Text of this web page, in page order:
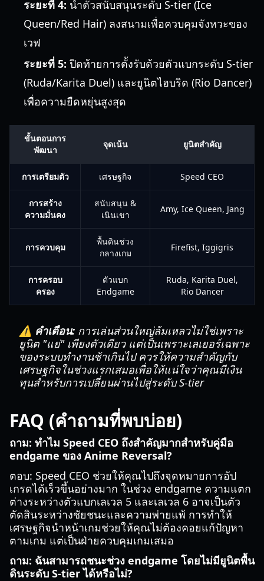
ระยะที่ 4: นำตัวสนับสนุนระดับ S-tier (Ice
Queen/Red Hair) ลงสนามเพื่อควบคุมจังหวะของ
เวฟ
ระยะที่ 5: ปิดท้ายการตั้งรับด้วยตัวแบกระดับ S-tier
(Ruda/Karita Duel) และยูนิตไฮบริด (Rio Dancer)
เพื่อความยืดหยุ่นสูงสุด
ขั้นตอนการ
พัฒนา
จุดเน้น ยูนิตสำคัญ
การเตรียมตัว เศรษฐกิจ Speed CEO
การสร้าง
ความมั่นคง
สนับสนุน &
เนินเขา
Amy, Ice Queen, Jang
การควบคุม
พื้นดินช่วง
กลางเกม
Firefist, Iggigris
การครอบ
ครอง
ตัวแบก
Endgame
Ruda, Karita Duel,
Rio Dancer
⚠️ คำเตือน: การเล่นส่วนใหญ่ล้มเหลวไม่ใช่เพราะ
ยูนิต "แย่" เพียงตัวเดียว แต่เป็นเพราะเลเยอร์เฉพาะ
ของระบบทำงานช้าเกินไป ควรให้ความสำคัญกับ
เศรษฐกิจในช่วงแรกเสมอเพื่อให้แน่ใจว่าคุณมีเงิน
ทุนสำหรับการเปลี่ยนผ่านไปสู่ระดับ S-tier
FAQ (คำถามที่พบบ่อย)
ถาม: ทำไม Speed CEO ถึงสำคัญมากสำหรับคู่มือ
endgame ของ Anime Reversal?
ตอบ: Speed CEO ช่วยให้คุณไปถึงจุดหมายการอัป
เกรดได้เร็วขึ้นอย่างมาก ในช่วง endgame ความแตก
ต่างระหว่างตัวแบกเลเวล 5 และเลเวล 6 อาจเป็นตัว
ตัดสินระหว่างชัยชนะและความพ่ายแพ้ การทำให้
เศรษฐกิจนำหน้าเกมช่วยให้คุณไม่ต้องคอยแก้ปัญหา
ตามเกม แต่เป็นฝ่ายควบคุมเกมเสมอ
ถาม: ฉันสามารถชนะช่วง endgame โดยไม่มียูนิตพื้น
ดินระดับ S-tier ได้หรือไม่?